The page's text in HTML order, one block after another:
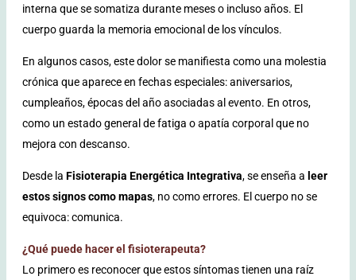
interna que se somatiza durante meses o incluso años. El
cuerpo guarda la memoria emocional de los vínculos.
En algunos casos, este dolor se manifiesta como una molestia
crónica que aparece en fechas especiales: aniversarios,
cumpleaños, épocas del año asociadas al evento. En otros,
como un estado general de fatiga o apatía corporal que no
mejora con descanso.
Desde la Fisioterapia Energética Integrativa, se enseña a leer
estos signos como mapas, no como errores. El cuerpo no se
equivoca: comunica.
¿Qué puede hacer el fisioterapeuta?
Lo primero es reconocer que estos síntomas tienen una raíz